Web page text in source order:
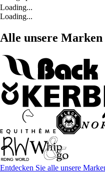
Loading...
Loading...
Alle unsere Marken
Entdecken Sie alle unsere